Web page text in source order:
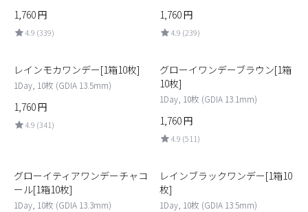
1,760円
4.9 (339)
1,760円
4.9 (239)
3
レインモカワンデー[1箱10枚]
1Day, 10枚 (GDIA 13.5mm)
1,760円
4.9 (341)
4
グローイワンデーブラウン[1箱
10枚]
1Day, 10枚 (GDIA 13.1mm)
1,760円
4.9 (511)
5
グローイティアワンデーチャコ
ール[1箱10枚]
1Day, 10枚 (GDIA 13.3mm)
6
レインブラックワンデー[1箱10
枚]
1Day, 10枚 (GDIA 13.5mm)